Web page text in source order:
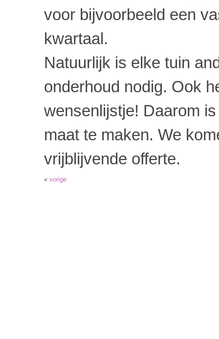
voor bijvoorbeeld een
kwartaal.
Natuurlijk is elke tuin
onderhoud nodig. Ook
wensenlijstje! Daarom
maat te maken. We
vrijblijvende offerte.
« vorige